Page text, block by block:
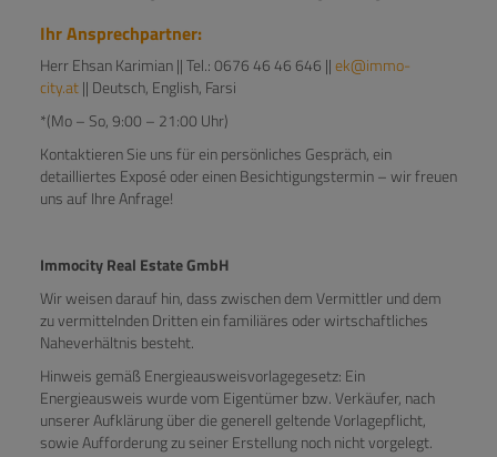
Ihr Ansprechpartner:
Herr Ehsan Karimian || Tel.: 0676 46 46 646 ||ek@immo-
city.at|| Deutsch, English, Farsi
*(Mo – So, 9:00 – 21:00 Uhr)
Kontaktieren Sie uns für ein persönliches Gespräch, ein
detailliertes Exposé oder einen Besichtigungstermin – wir freuen
uns auf Ihre Anfrage!
Immocity Real Estate GmbH
Wir weisen darauf hin, dass zwischen dem Vermittler und dem
zu vermittelnden Dritten ein familiäres oder wirtschaftliches
Naheverhältnis besteht.
Hinweis gemäß Energieausweisvorlagegesetz: Ein
Energieausweis wurde vom Eigentümer bzw. Verkäufer, nach
unserer Aufklärung über die generell geltende Vorlagepflicht,
sowie Aufforderung zu seiner Erstellung noch nicht vorgelegt.